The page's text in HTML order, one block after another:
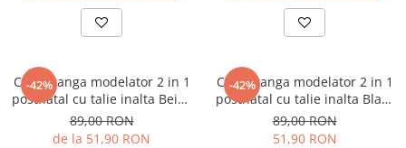
-42%
Chilot tanga modelator 2 in 1
postnatal cu talie inalta Beige
Rose Girl
89,00 RON
de la 51,90 RON
-42%
Chilot tanga modelator 2 in 1
postnatal cu talie inalta Black
Rose Girl
89,00 RON
51,90 RON